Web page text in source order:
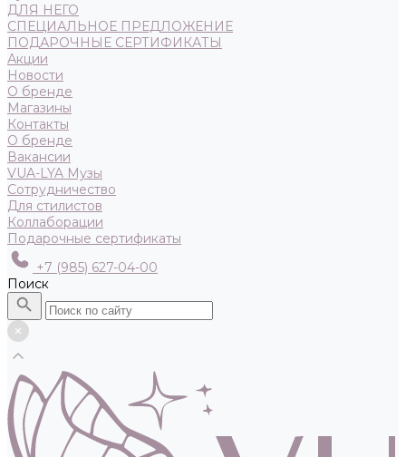
ДЛЯ НЕГО
СПЕЦИАЛЬНОЕ ПРЕДЛОЖЕНИЕ
ПОДАРОЧНЫЕ СЕРТИФИКАТЫ
Акции
Новости
О бренде
Магазины
Контакты
О бренде
Вакансии
VUA-LYA Музы
Сотрудничество
Для стилистов
Коллаборации
Подарочные сертификаты
+7 (985) 627-04-00
Поиск